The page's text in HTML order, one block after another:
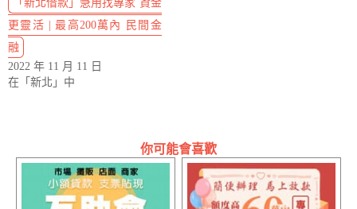
「新北借款」急用找專家 資金
更靈活 | 最高200萬內 民間金
融
2022 年 11 月 11 日
在「新北」中
你可能會喜歡